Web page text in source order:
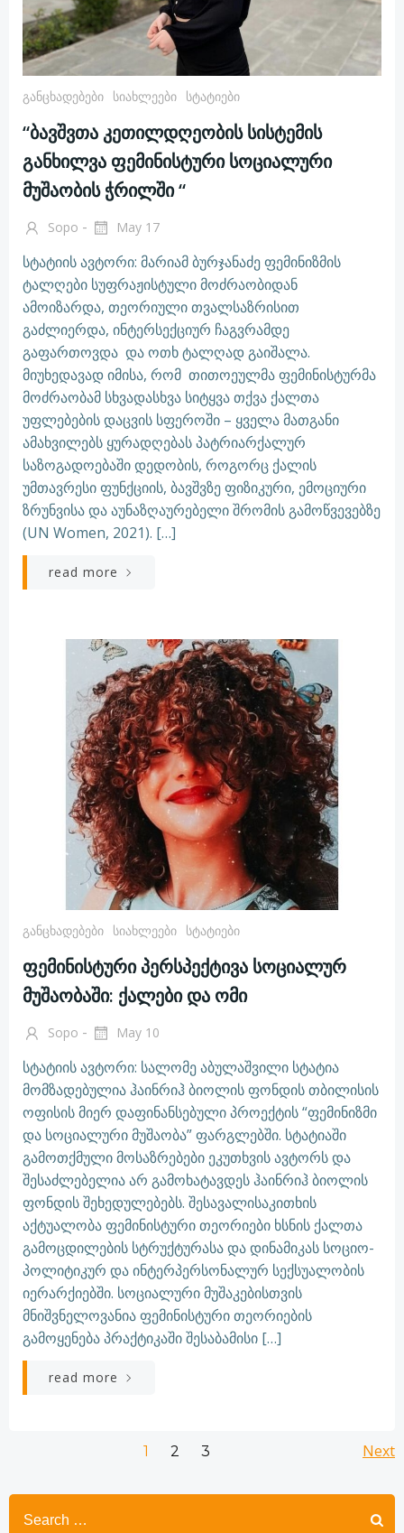
Განცხადებები Სიახლეები Სტატიები
“ბავშვთა კეთილდღეობის სისტემის
განხილვა ფემინისტური სოციალური
მუშაობის ჭრილში “
Sopo - May 17
სტატიის ავტორი: მარიამ ბურჯანაძე ფემინიზმის
ტალღები სუფრაჟისტული მოძრაობიდან
ამოიზარდა, თეორიული თვალსაზრისით
გაძლიერდა, ინტერსექციურ ჩაგვრამდე
გაფართოვდა და ოთხ ტალღად გაიშალა.
მიუხედავად იმისა, რომ თითოეულმა ფემინისტურმა
მოძრაობამ სხვადასხვა სიტყვა თქვა ქალთა
უფლებების დაცვის სფეროში – ყველა მათგანი
ამახვილებს ყურადღებას პატრიარქალურ
საზოგადოებაში დედობის, როგორც ქალის
უმთავრესი ფუნქციის, ბავშვზე ფიზიკური, ემოციური
ზრუნვისა და აუნაზღაურებელი შრომის გამოწვევებზე
(UN Women, 2021). […]
read more
Განცხადებები Სიახლეები Სტატიები
ფემინისტური პერსპექტივა სოციალურ
მუშაობაში: ქალები და ომი
Sopo - May 10
სტატიის ავტორი: სალომე აბულაშვილი სტატია
მომზადებულია ჰაინრიჰ ბიოლის ფონდის თბილისის
ოფისის მიერ დაფინანსებული პროექტის “ფემინიზმი
და სოციალური მუშაობა” ფარგლებში. სტატიაში
გამოთქმული მოსაზრებები ეკუთხვის ავტორს და
შესაძლებელია არ გამოხატავდეს ჰაინრიჰ ბიოლის
ფონდის შეხედულებებს. შესავალისაკითხის
აქტუალობა ფემინისტური თეორიები ხსნის ქალთა
გამოცდილების სტრუქტურასა და დინამიკას სოციო-
პოლიტიკურ და ინტერპერსონალურ სექსუალობის
იერარქიებში. სოციალური მუშაკებისთვის
მნიშვნელოვანია ფემინისტური თეორიების
გამოყენება პრაქტიკაში შესაბამისი […]
read more
navigation
navigation
Page
1 Page
2 Page
3 Next